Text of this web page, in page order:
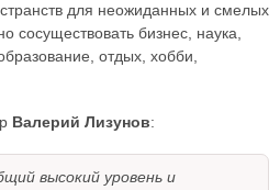
для неожиданных и смелых
сосуществовать бизнес, наука,
отдых, хобби,
Валерий Лизунов:
высокий уровень и